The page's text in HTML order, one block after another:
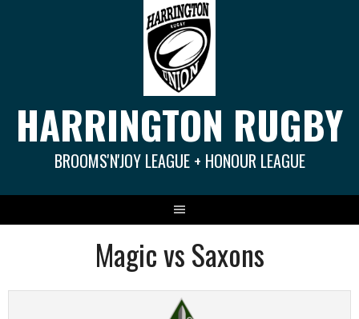
HARRINGTON RUGBY
BROOMS'N'JOY LEAGUE + HONOUR LEAGUE
Magic vs Saxons